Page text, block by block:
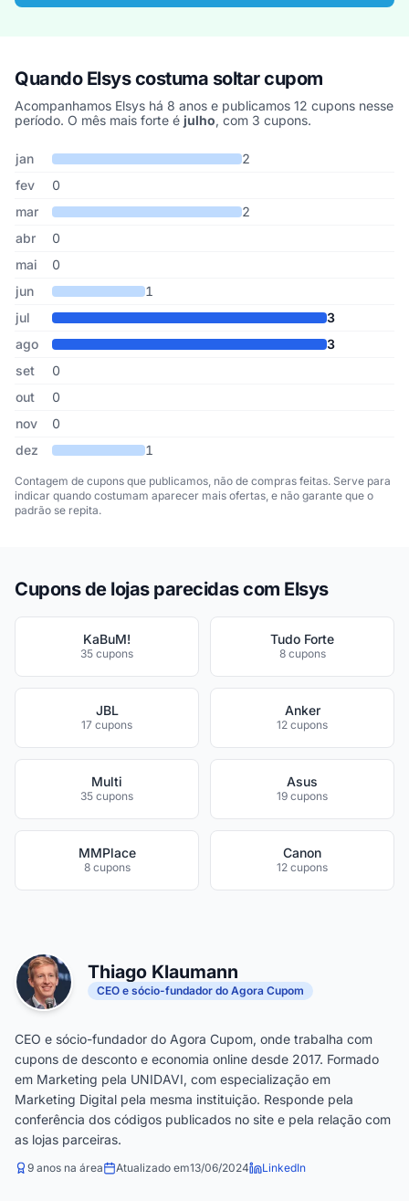
Quando Elsys costuma soltar cupom
Acompanhamos Elsys há 8 anos e publicamos 12 cupons nesse
período. O mês mais forte é julho, com 3 cupons.
Cupons de Elsys publicados por mês, somando os últimos 8 anos
Mês Cupons publicadosDesconto médio
jan
2
fev
0
mar
2
abr
0
mai
0
jun
1
jul
3
ago
3
set
0
out
0
nov
0
dez
1
Contagem de cupons que publicamos, não de compras feitas. Serve para
indicar quando costumam aparecer mais ofertas, e não garante que o
padrão se repita.
Cupons de lojas parecidas com Elsys
KaBuM!
35 cupons
Tudo Forte
8 cupons
JBL
17 cupons
Anker
12 cupons
Multi
35 cupons
Asus
19 cupons
MMPlace
8 cupons
Canon
12 cupons
Thiago Klaumann
CEO e sócio-fundador do Agora Cupom
CEO e sócio-fundador do Agora Cupom, onde trabalha com
cupons de desconto e economia online desde 2017. Formado
em Marketing pela UNIDAVI, com especialização em
Marketing Digital pela mesma instituição. Responde pela
conferência dos códigos publicados no site e pela relação com
as lojas parceiras.
9 anos na área Atualizado em13/06/2024 LinkedIn